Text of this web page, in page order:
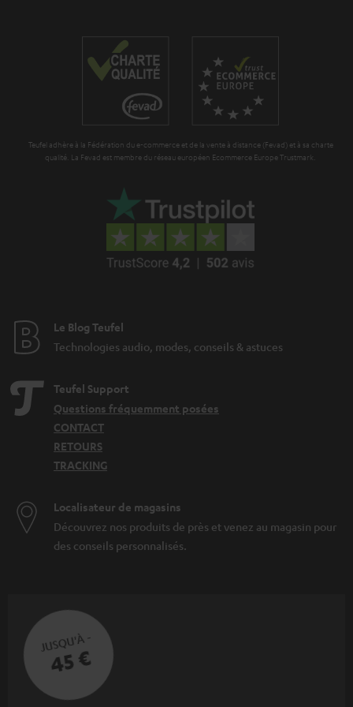
r
i
Teufel adhère à la Fédération du e-commerce et de la vente à distance (Fevad) et à sa charte
qualité. La Fevad est membre du réseau européen Ecommerce Europe Trustmark.
Le Blog Teufel
Technologies audio, modes, conseils & astuces
Teufel Support
Questions fréquemment posées
CONTACT
RETOURS
TRACKING
Localisateur de magasins
Découvrez nos produits de près et venez au magasin pour
des conseils personnalisés.
JUSQU'À -
45 €